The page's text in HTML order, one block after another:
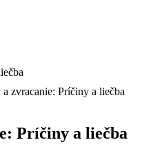
zvracanie: Príčiny a liečba
Príčiny a liečba